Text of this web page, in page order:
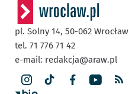
pl. Solny 14, 50-062 Wrocław
tel. 71 776 71 42
e-mail: redakcja@araw.pl